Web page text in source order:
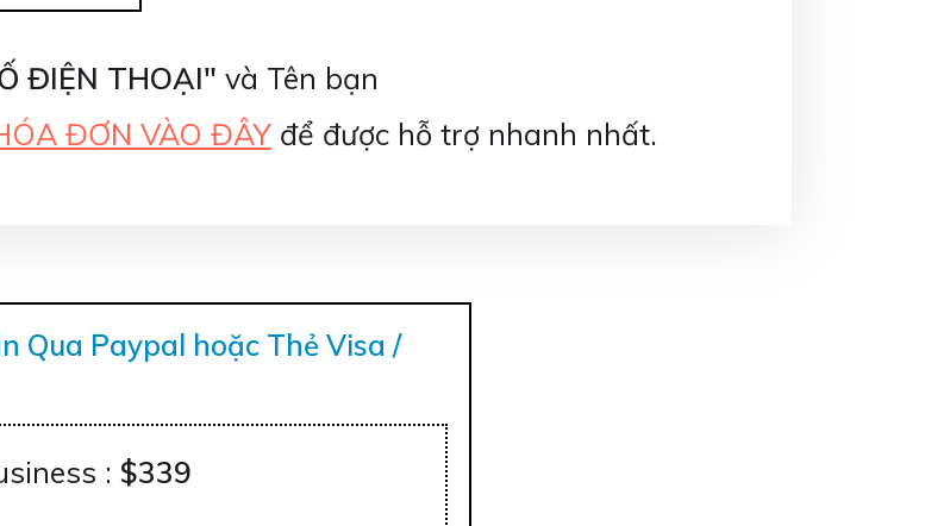
ĐIỆN THOẠI" và Tên bạn
ĐƠN VÀO ĐÂY để được hỗ trợ nhanh nhất.
Qua Paypal hoặc Thẻ Visa /
: $339